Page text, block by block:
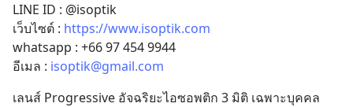
LINE ID : @isoptik
เว็บไซต์ : https://www.isoptik.com
whatsapp : +66 97 454 9944
อีเมล : isoptik@gmail.com
เลนส์ Progressive อัจฉริยะไอซอพติก 3 มิติ เฉพาะบุคคล